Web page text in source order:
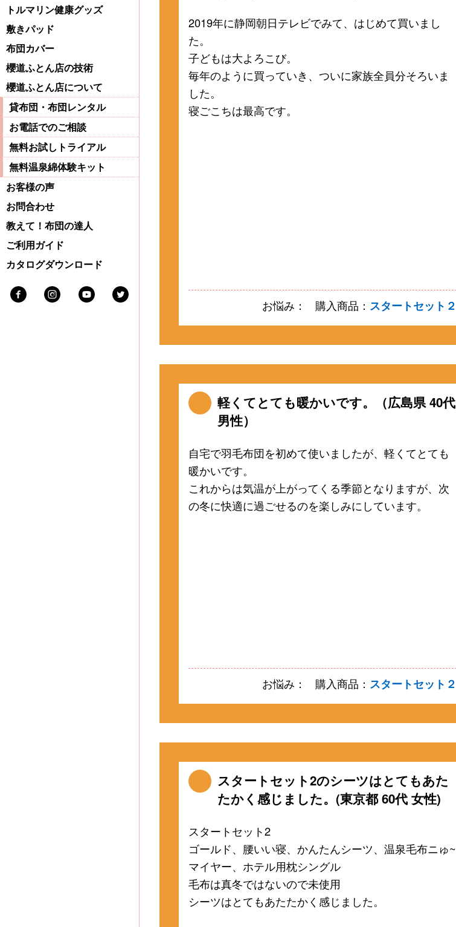
2019年に静岡朝日テレビでみて、はじめて買いまし
た。
子どもは大よろこび。
毎年のように買っていき、ついに家族全員分そろいま
した。
寝ごこちは最高です。
お悩み： 購入商品： スタートセット２
軽くてとても暖かいです。（広島県 40代
男性）
自宅で羽毛布団を初めて使いましたが、軽くてとても
暖かいです。
これからは気温が上がってくる季節となりますが、次
の冬に快適に過ごせるのを楽しみにしています。
お悩み： 購入商品： スタートセット２
スタートセット2のシーツはとてもあた
たかく感じました。(東京都 60代 女性)
スタートセット2
ゴールド、腰いい寝、かんたんシーツ、温泉毛布ニゅ~
マイヤー、ホテル用枕シングル
毛布は真冬ではないので未使用
シーツはとてもあたたかく感じました。
トルマリン健康グッズ
敷きパッド
布団カバー
櫻道ふとん店の技術
櫻道ふとん店について
貸布団・布団レンタル
お電話でのご相談
無料お試しトライアル
無料温泉綿体験キット
お客様の声
お問合わせ
教えて！布団の達人
ご利用ガイド
カタログダウンロード
Facebook InstagramYoutubeTwitter